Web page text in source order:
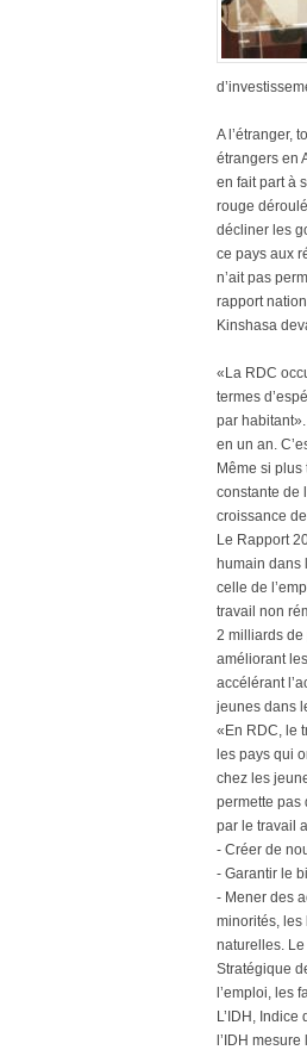
A l’étranger,
étrangers en
en fait part à
rouge
décliner les
ce pays aux
n’ait pas
rapport
Kinshasa
«La RDC
termes
par
en un an.
Même si
constante de
croissance
Le Rapport
humain dans
celle de
travail non
2 milliards de
améliorant
accélérant
jeunes dans
«En RDC, le
les pays qui
chez les
permette pas
par le travail
- Créer de
- Garantir le
- Mener des
minorités, les
naturelles.
Stratégique
l’emploi, les
L’IDH,
l’IDH